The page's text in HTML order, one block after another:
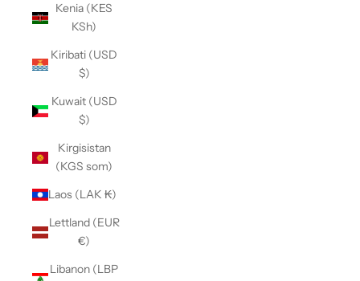
Kenia (KES
KSh)
Kiribati (USD
$)
Kuwait (USD
$)
Kirgisistan
(KGS som)
Laos (LAK ₭)
Lettland (EUR
€)
Libanon (LBP